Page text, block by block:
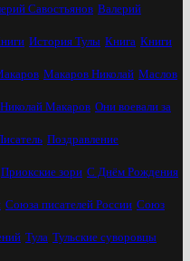
Савостьянов Валерий
История Тулы Книга Книги
Макаров Николай Маслов
Николай Макаров Они воевали за
Поздравление
Приокские зори С Днём Рождения
Союза писателей России Союз
Тула Тульские суворовцы